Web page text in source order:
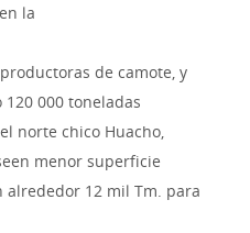
la
de camote, y
000 toneladas
norte chico Huacho,
menor superficie
alrededor 12 mil Tm. para